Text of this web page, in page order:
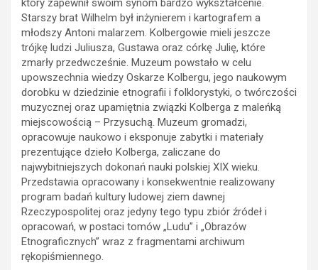
który zapewnił swoim synom bardzo wykształcenie.
Starszy brat Wilhelm był inżynierem i kartografem a
młodszy Antoni malarzem. Kolbergowie mieli jeszcze
trójkę ludzi Juliusza, Gustawa oraz córkę Julię, które
zmarły przedwcześnie. Muzeum powstało w celu
upowszechnia wiedzy Oskarze Kolbergu, jego naukowym
dorobku w dziedzinie etnografii i folklorystyki, o twórczości
muzycznej oraz upamiętnia związki Kolberga z maleńką
miejscowością – Przysuchą. Muzeum gromadzi,
opracowuje naukowo i eksponuje zabytki i materiały
prezentujące dzieło Kolberga, zaliczane do
najwybitniejszych dokonań nauki polskiej XIX wieku.
Przedstawia opracowany i konsekwentnie realizowany
program badań kultury ludowej ziem dawnej
Rzeczypospolitej oraz jedyny tego typu zbiór źródeł i
opracowań, w postaci tomów „Ludu” i „Obrazów
Etnograficznych” wraz z fragmentami archiwum
rękopiśmiennego.